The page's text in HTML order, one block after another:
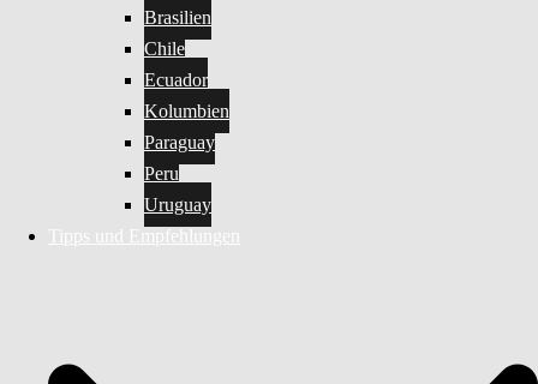
Brasilien
Chile
Ecuador
Kolumbien
Paraguay
Peru
Uruguay
Tipps und Empfehlungen